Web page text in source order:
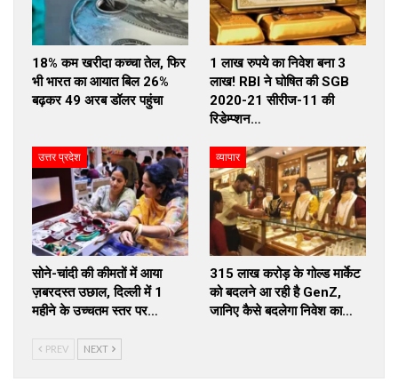
18% कम खरीदा कच्चा तेल, फिर
भी भारत का आयात बिल 26%
बढ़कर 49 अरब डॉलर पहुंचा
1 लाख रुपये का निवेश बना 3
लाख! RBI ने घोषित की SGB
2020-21 सीरीज-11 की
रिडेम्प्शन…
उत्तर प्रदेश
सोने-चांदी की कीमतों में आया
ज़बरदस्त उछाल, दिल्ली में 1
महीने के उच्चतम स्तर पर…
व्यापार
₹315 लाख करोड़ के गोल्ड मार्केट
को बदलने आ रही है GenZ,
जानिए कैसे बदलेगा निवेश का…
PREV NEXT